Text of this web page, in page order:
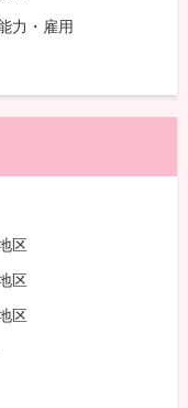
力・雇用
区
区
区